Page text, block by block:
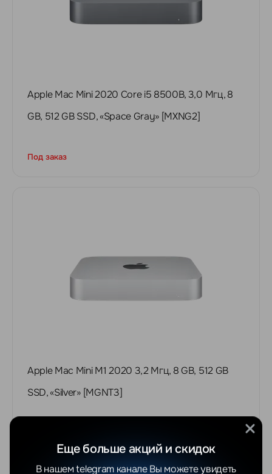
Apple Mac Mini 2020 Core i5 8500B, 3,0 Мгц, 8
GB, 512 GB SSD, «‎Space Gray» [MXNG2]
Под заказ
Apple Mac Mini M1 2020 3,2 Мгц, 8 GB, 512 GB
SSD, «‎Silver» [MGNT3]
Еще больше акций и скидок
В нашем telegram канале Вы можете увидеть